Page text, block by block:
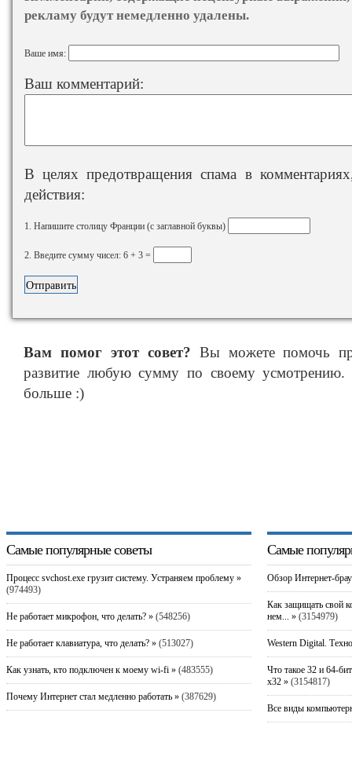
рекламу будут немедленно удалены.
Ваше имя:
Ваш комментарий:
В целях предотвращения спама в
действия:
1. Напишите столицу Франции (с заглавной буквы)
2. Введите сумму чисел: 6 + 3 =
Вам помог этот совет? Вы можете помочь
развитие любую сумму по своему
больше :)
Самые популярные советы
Процесс svchost.exe грузит систему. Устраняем проблему »
(974493)
Не работает микрофон, что делать? »(548256)
Не работает клавиатура, что делать? »(513027)
Как узнать, кто подключен к моему wi-fi »(483555)
Почему Интернет стал медленно работать »(387629)
Самые
Обзор Интернет-
Как защищать свой
нем... »(3154979)
Western Digital.
Что такое 32 и 64-
x32 »(3154817)
Все виды